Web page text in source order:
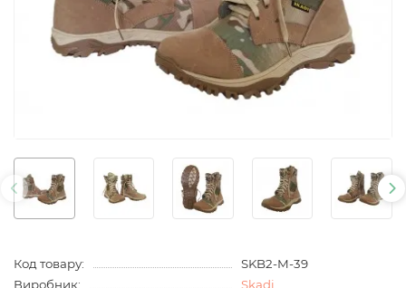
Код товару:
SKB2-M-39
Виробник:
Skadi